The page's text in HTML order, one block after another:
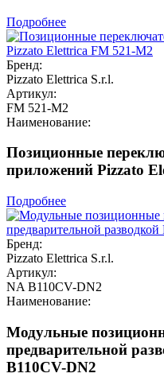
Подробнее
Бренд:
Pizzato Elettrica S.r.l.
Артикул:
FM 521-M2
Наименование:
Позиционные
приложений Pizzato
Подробнее
Бренд:
Pizzato Elettrica S.r.l.
Артикул:
NA B110CV-DN2
Наименование:
Модульные
предварительной
B110CV-DN2